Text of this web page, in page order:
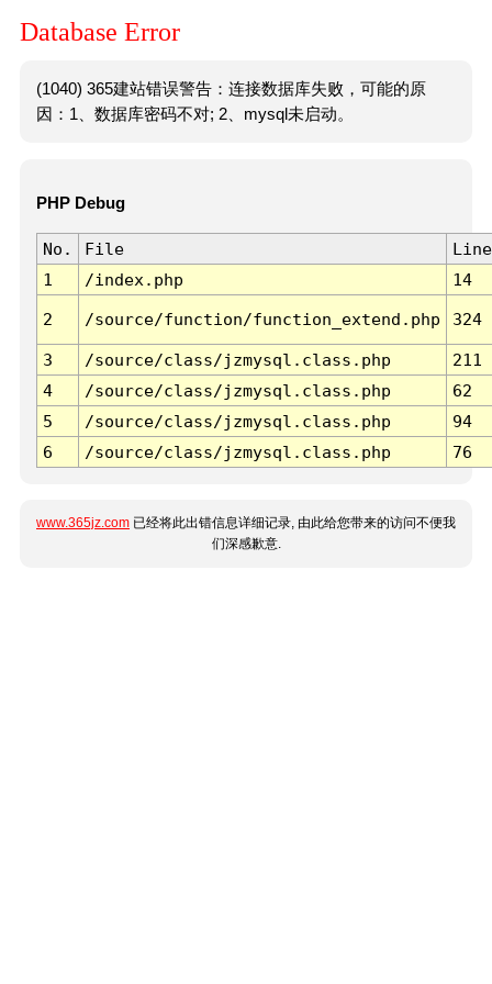
Database Error
(1040) 365建站错误警告：连接数据库失败，可能的原
因：1、数据库密码不对; 2、mysql未启动。
PHP Debug
No. File
Line
1
/index.php 14
2 /source/function/function_extend.php 324
3 /source/class/jzmysql.class.php
211
4
/source/class/jzmysql.class.php
62
5
/source/class/jzmysql.class.php
94
6
/source/class/jzmysql.class.php 76
www.365jz.com 已经将此出错信息详细记录, 由此给您带来的访问不便我
们深感歉意.